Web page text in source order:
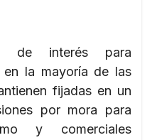
de interés para
en la mayoría de las
fijadas en un
por mora para
y comerciales